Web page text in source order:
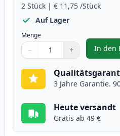
2 Stück | € 11,75 /Stück
Auf Lager
Menge
Verwenden Sie die Tasten,
− +
1
In den,
3 Jahre Garantie.
Heute versandt
Gratis ab 49 €